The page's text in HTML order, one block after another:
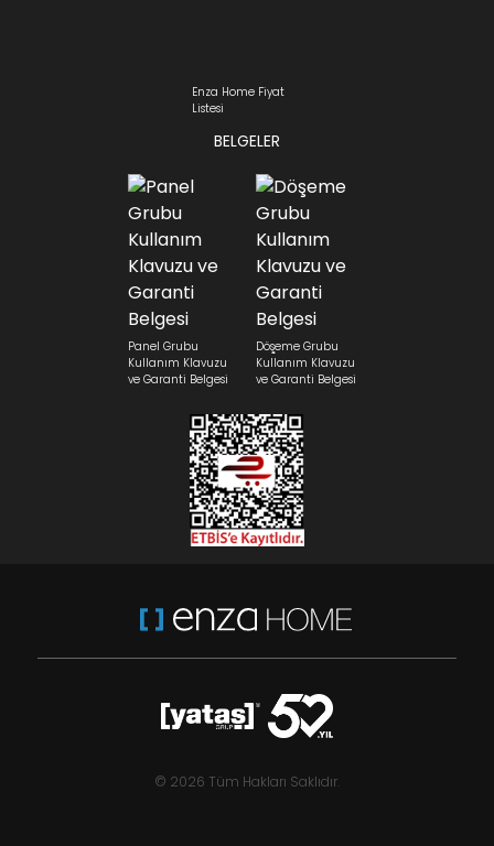
Enza Home Fiyat
Listesi
BELGELER
Panel Grubu
Kullanım Klavuzu
ve Garanti Belgesi
Döşeme Grubu
Kullanım Klavuzu
ve Garanti Belgesi
© 2026 Tüm Hakları Saklıdır.